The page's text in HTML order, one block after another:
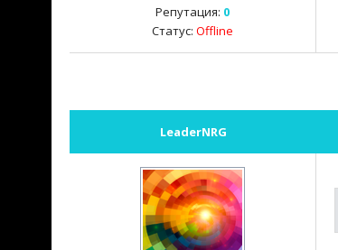
Репутация: 0
Статус: Offline
LeaderNRG